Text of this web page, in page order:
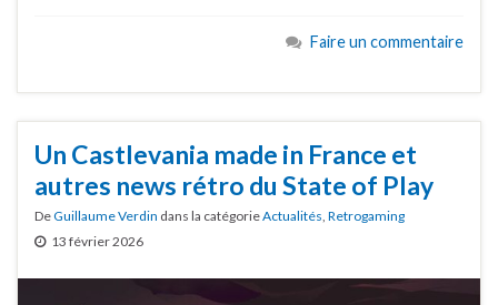
Faire un commentaire
Un Castlevania made in France et
autres news rétro du State of Play
DeGuillaume Verdin dans la catégorieActualités Retrogaming
13 février 2026